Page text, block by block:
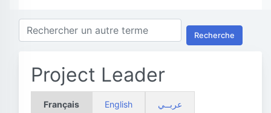
Recherche
Project Leader
Français English عربــي